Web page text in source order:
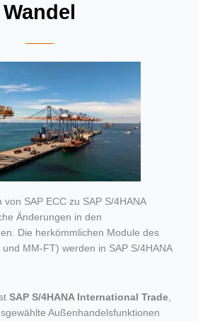
Wandel
SAP ECC zu SAP S/4HANA
Änderungen in den
Die herkömmlichen Module des
MM-FT) werden in SAP S/4HANA
SAP S/4HANA International Trade,
Außenhandelsfunktionen